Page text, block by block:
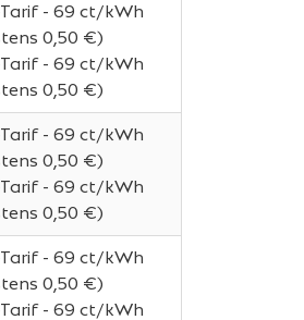
- 69 ct/kWh
0,50 €)
- 69 ct/kWh
0,50 €)
- 69 ct/kWh
0,50 €)
- 69 ct/kWh
0,50 €)
- 69 ct/kWh
0,50 €)
- 69 ct/kWh